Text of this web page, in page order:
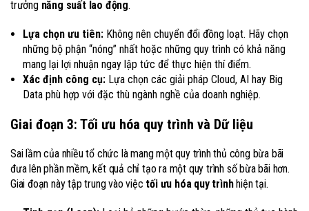
trưởng năng suất lao động.
Lựa chọn ưu tiên: Không nên chuyển đổi đồng loạt. Hãy chọn
những bộ phận “nóng” nhất hoặc những quy trình có khả năng
mang lại lợi nhuận ngay lập tức để thực hiện thí điểm.
Xác định công cụ: Lựa chọn các giải pháp Cloud, AI hay Big
Data phù hợp với đặc thù ngành nghề của doanh nghiệp.
Giai đoạn 3: Tối ưu hóa quy trình và Dữ liệu
Sai lầm của nhiều tổ chức là mang một quy trình thủ công bừa bãi
đưa lên phần mềm, kết quả chỉ tạo ra một quy trình số bừa bãi hơn.
Giai đoạn này tập trung vào việc tối ưu hóa quy trìnhhiện tại.